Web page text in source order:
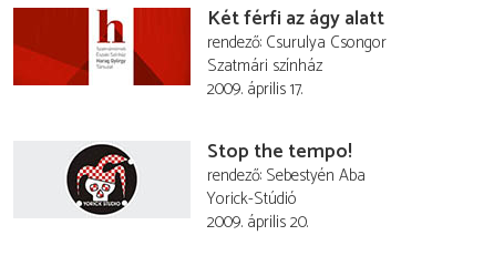
Két férfi az ágy alatt
rendező Csurulya Csongor
Szatmári színház
2009. április 17.
Stop the tempo!
rendező Sebestyén Aba
Yorick-Stúdió
2009. április 20.